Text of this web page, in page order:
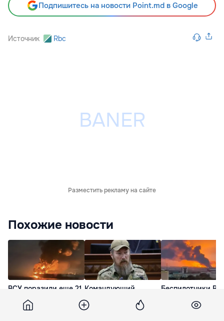
Подпишитесь на новости Point.md в Google
Источник Rbc
Разместить рекламу на сайте
Похожие новости
ВСУ поразили еще 21
российский танкер в
Азовском море
Командующий
Силами беспилотных
систем Украины:
Беспилотники
нефтебазе на